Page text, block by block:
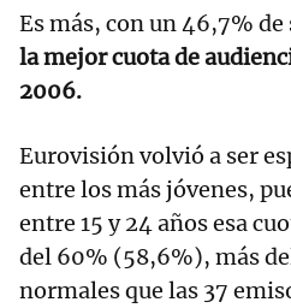
Es más, con un 46,7%
la mejor cuota de
2006.
Eurovisión volvió a ser
entre los más jóvenes,
entre 15 y 24 años esa
del 60% (58,6%), más
normales que las 37